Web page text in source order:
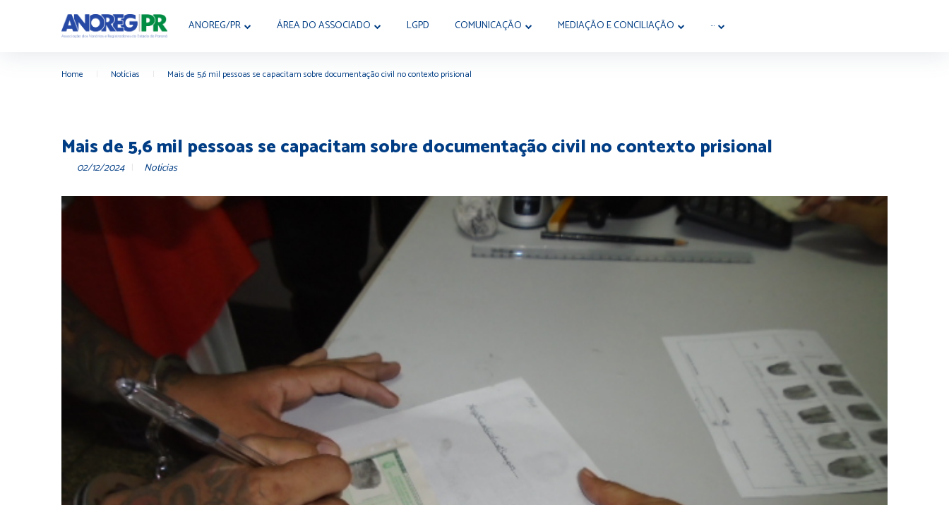
ANOREG/PR ÁREA DO ASSOCIADO LGPD COMUNICAÇÃO MEDIAÇÃO E CONCILIAÇÃO ···
Home Notícias Mais de 5,6 mil pessoas se capacitam sobre documentação civil no contexto prisional
Mais de 5,6 mil pessoas se capacitam sobre documentação civil no contexto prisional
02/12/2024 Notícias